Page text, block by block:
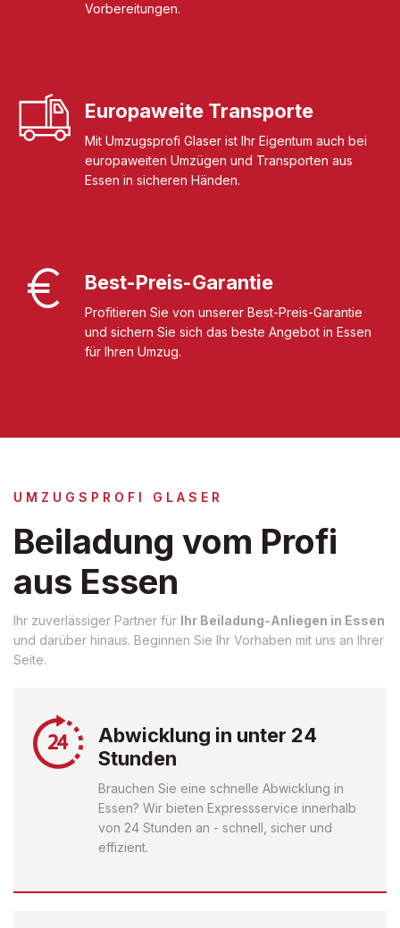
Vorbereitungen.
Europaweite Transporte
Mit Umzugsprofi Glaser ist Ihr Eigentum auch bei
europaweiten Umzügen und Transporten aus
Essen in sicheren Händen.
Best-Preis-Garantie
Profitieren Sie von unserer Best-Preis-Garantie
und sichern Sie sich das beste Angebot in Essen
für Ihren Umzug.
UMZUGSPROFI GLASER
Beiladung vom Profi
aus Essen
Ihr zuverlässiger Partner für Ihr Beiladung-Anliegen in Essen
und darüber hinaus. Beginnen Sie Ihr Vorhaben mit uns an Ihrer
Seite.
Abwicklung in unter 24
Stunden
Brauchen Sie eine schnelle Abwicklung in
Essen? Wir bieten Expressservice innerhalb
von 24 Stunden an - schnell, sicher und
effizient.